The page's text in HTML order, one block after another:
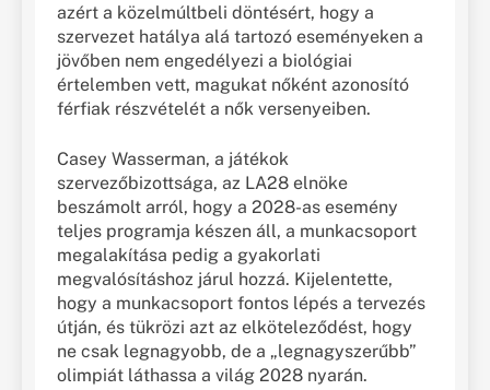
azért a közelmúltbeli döntésért, hogy a
szervezet hatálya alá tartozó eseményeken a
jövőben nem engedélyezi a biológiai
értelemben vett, magukat nőként azonosító
férfiak részvételét a nők versenyeiben.
Casey Wasserman, a játékok
szervezőbizottsága, az LA28 elnöke
beszámolt arról, hogy a 2028-as esemény
teljes programja készen áll, a munkacsoport
megalakítása pedig a gyakorlati
megvalósításhoz járul hozzá. Kijelentette,
hogy a munkacsoport fontos lépés a tervezés
útján, és tükrözi azt az elköteleződést, hogy
ne csak legnagyobb, de a „legnagyszerűbb”
olimpiát láthassa a világ 2028 nyarán.